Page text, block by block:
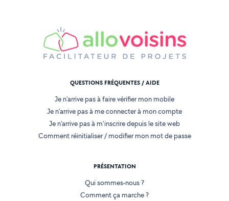
QUESTIONS FRÉQUENTES / AIDE
Je n'arrive pas à faire vérifier mon mobile
Je n'arrive pas à me connecter à mon compte
Je n'arrive pas à m'inscrire depuis le site web
Comment réinitialiser / modifier mon mot de passe
PRÉSENTATION
Qui sommes-nous ?
Comment ça marche ?